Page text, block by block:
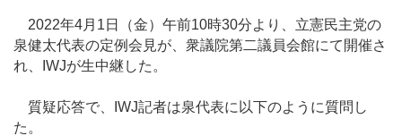
2022年4月1日（金）午前10時30分より、立憲民主党の
泉健太代表の定例会見が、衆議院第二議員会館にて開催さ
れ、IWJが生中継した。
質疑応答で、IWJ記者は泉代表に以下のように質問し
た。